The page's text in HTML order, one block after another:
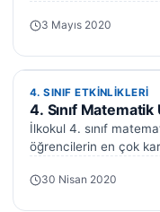
3 Mayıs 2020
4. SINIF ETKINLIKLERI
4. SINIF ETKINLIKLERI
4. Sınıf
İlkokul 4. sınıf
öğrencilerin en çok
30 Nisan 2020